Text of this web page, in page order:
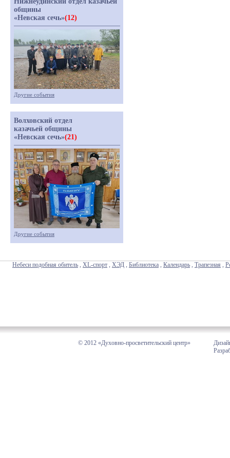
общины
«Невская сечь»(12)
Другие события
Волховский отдел
казачьей общины
«Невская сечь»(21)
Другие события
Небеси подобная обитель , XL-спорт , ХЭД , Библиотека , Календарь , Трапезная ,
© 2012 «Духовно-просветительский центр»